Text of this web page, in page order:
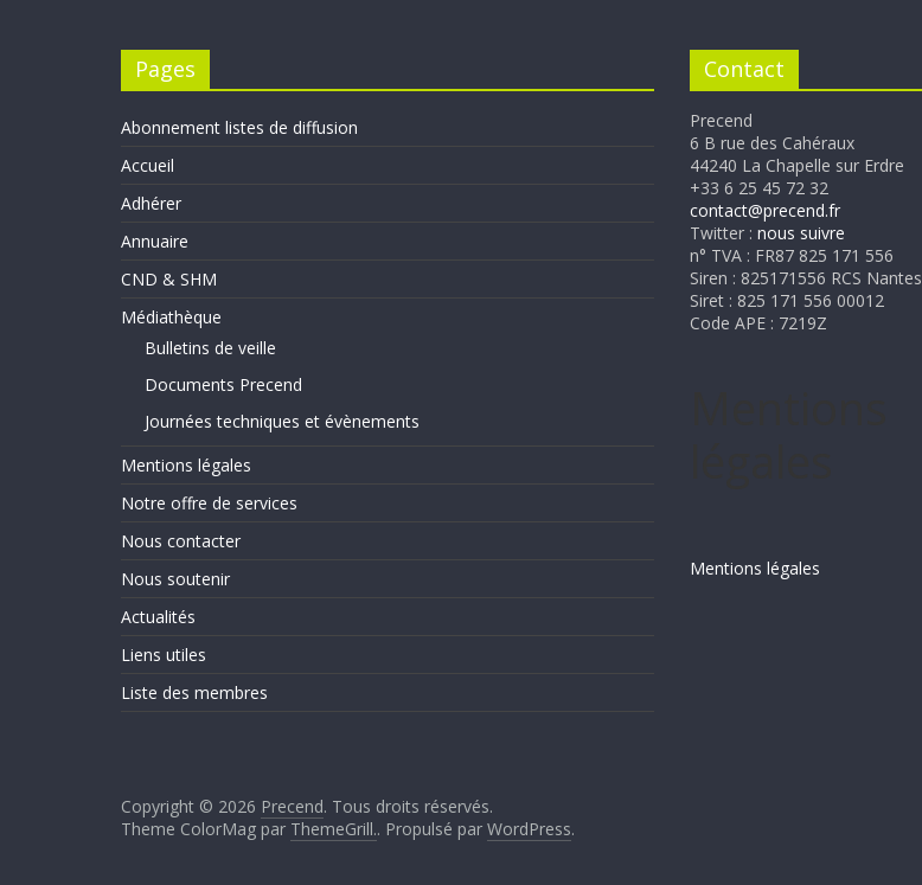
Pages
Abonnement listes de diffusion
Accueil
Adhérer
Annuaire
CND & SHM
Médiathèque
Bulletins de veille
Documents Precend
Journées techniques et évènements
Mentions légales
Notre offre de services
Nous contacter
Nous soutenir
Actualités
Liens utiles
Liste des membres
Contact
Precend
6 B rue des Cahéraux
44240 La Chapelle sur Erdre
+33 6 25 45 72 32
contact@precend.fr
Twitter : nous suivre
n° TVA : FR87 825 171 556
Siren : 825171556 RCS Nantes
Siret : 825 171 556 00012
Code APE : 7219Z
Mentions légales
Copyright © 2026 Precend. Tous droits réservés.
Theme ColorMag par ThemeGrill.. Propulsé par WordPress.